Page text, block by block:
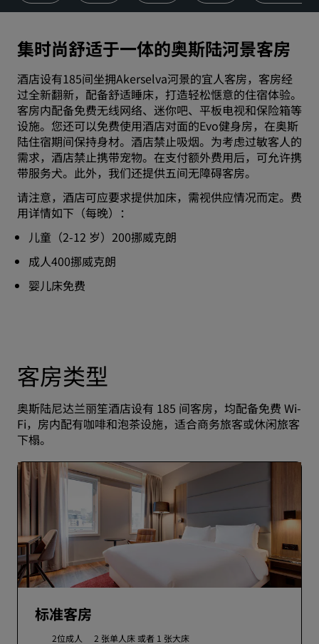
集时尚舒适于一体的奥斯陆河景客房
酒店设有185间坐拥Akerselva河景的宜人客房，客房经
过全新翻新，配备舒适睡床，打造轻松惬意的住宿体验。
客房内配备免费无线网络、迷你吧、平板电视和保险箱等
设施。您还可以免费使用酒店对面的Evo健身房，在奥斯
陆住宿期间保持身材。酒店禁止吸烟。为考虑过敏客人的
需求，酒店禁止携带宠物。在支付额外费用后，可允许携
带服务犬。此外，我们还提供五间无障碍客房。
请注意，酒店可应要求提供加床，需视供应情况而定。费
用详情如下（每晚）：
儿童（2-12 岁）200挪威克朗
成人400挪威克朗
婴儿床免费
客房类型
奥斯陆尼达兰丽笙酒店设有 185 间客房，均配备免费 Wi-
Fi，房内配有咖啡和泡茶设施，适合商务旅客或休闲旅客
下榻。
标准客房
2位成人 2 张单人床 或者 1 张大床